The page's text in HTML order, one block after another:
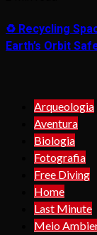
♻️ Recycling
Earth’s Orbit
Arqueologia
Aventura
Biologia
Fotografia
Free Diving
Home
Last Minute
Meio